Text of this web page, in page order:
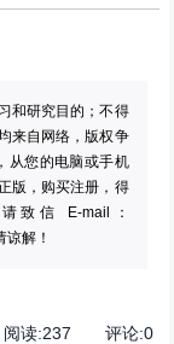
和研究目的；不得
来自网络，版权争
从您的电脑或手机
版，购买注册，得
致信 E-mail：
解！
阅读:237 评论:0